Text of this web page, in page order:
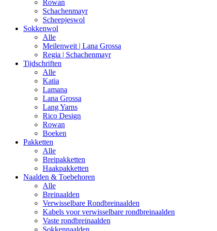
Rowan
Schachenmayr
Scheepjeswol
Sokkenwol
Alle
Meilenweit | Lana Grossa
Regia | Schachenmayr
Tijdschriften
Alle
Katia
Lamana
Lana Grossa
Lang Yarns
Rico Design
Rowan
Boeken
Pakketten
Alle
Breipakketten
Haakpakketten
Naalden & Toebehoren
Alle
Breinaalden
Verwisselbare Rondbreinaalden
Kabels voor verwisselbare rondbreinaalden
Vaste rondbreinaalden
Sokkennaalden